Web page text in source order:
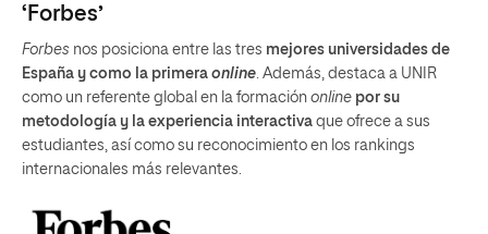
‘Forbes’
Forbes nos posiciona entre las tres mejores universidades de
España y como la primera online. Además, destaca a UNIR
como un referente global en la formación online por su
metodología y la experiencia interactiva que ofrece a sus
estudiantes, así como su reconocimiento en los rankings
internacionales más relevantes.